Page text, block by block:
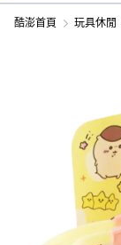
酷澎首頁 玩具休閒